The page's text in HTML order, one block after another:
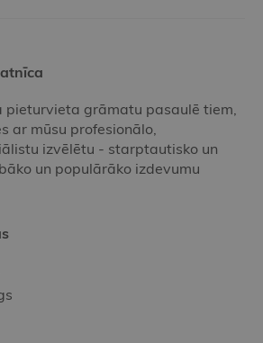
pieturvieta grāmatu pasaulē tiem,
ar mūsu profesionālo,
izvēlētu - starptautisko un
un populārāko izdevumu